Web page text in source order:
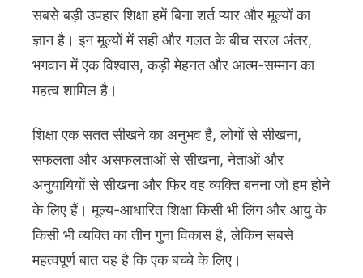
सबसे बड़ी उपहार शिक्षा हमें बिना शर्त प्यार और मूल्यों का
ज्ञान है। इन मूल्यों में सही और गलत के बीच सरल अंतर,
भगवान में एक विश्वास, कड़ी मेहनत और आत्म-सम्मान का
महत्व शामिल है।
शिक्षा एक सतत सीखने का अनुभव है, लोगों से सीखना,
सफलता और असफलताओं से सीखना, नेताओं और
अनुयायियों से सीखना और फिर वह व्यक्ति बनना जो हम होने
के लिए हैं। मूल्य-आधारित शिक्षा किसी भी लिंग और आयु के
किसी भी व्यक्ति का तीन गुना विकास है, लेकिन सबसे
महत्वपूर्ण बात यह है कि एक बच्चे के लिए।